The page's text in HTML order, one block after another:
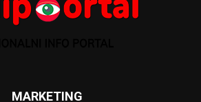
MARKETING